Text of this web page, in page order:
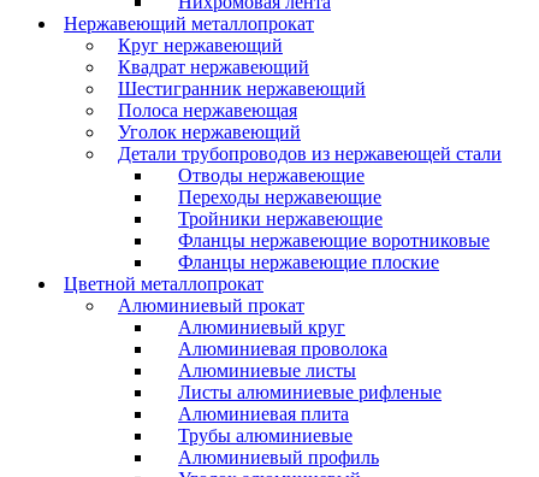
Нержавеющий металлопрокат
Круг нержавеющий
Квадрат нержавеющий
Шестигранник нержавеющий
Полоса нержавеющая
Уголок нержавеющий
Детали трубопроводов из нержавеющей стали
Отводы нержавеющие
Переходы нержавеющие
Тройники нержавеющие
Фланцы нержавеющие воротниковые
Фланцы нержавеющие плоские
Цветной металлопрокат
Алюминиевый прокат
Алюминиевый круг
Алюминиевая проволока
Алюминиевые листы
Листы алюминиевые рифленые
Алюминиевая плита
Трубы алюминиевые
Алюминиевый профиль